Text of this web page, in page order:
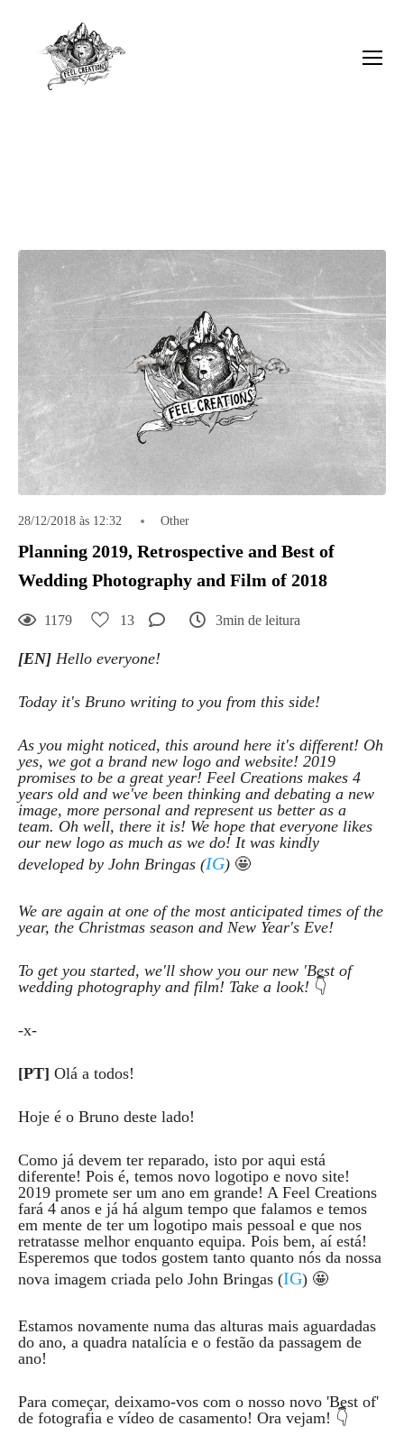
28/12/2018 às 12:32 Other
Planning 2019, Retrospective and Best of
Wedding Photography and Film of 2018
1179 13 3min de leitura
[EN] Hello everyone!
Today it's Bruno writing to you from this side!
As you might noticed, this around here it's different! Oh
yes, we got a brand new logo and website! 2019
promises to be a great year! Feel Creations makes 4
years old and we've been thinking and debating a new
image, more personal and represent us better as a
team. Oh well, there it is! We hope that everyone likes
our new logo as much as we do! It was kindly
developed by John Bringas (IG) 🤩
We are again at one of the most anticipated times of the
year, the Christmas season and New Year's Eve!
To get you started, we'll show you our new 'Best of
wedding photography and film! Take a look! 👇
-x-
[PT] Olá a todos!
Hoje é o Bruno deste lado!
Como já devem ter reparado, isto por aqui está
diferente! Pois é, temos novo logotipo e novo site!
2019 promete ser um ano em grande! A Feel Creations
fará 4 anos e já há algum tempo que falamos e temos
em mente de ter um logotipo mais pessoal e que nos
retratasse melhor enquanto equipa. Pois bem, aí está!
Esperemos que todos gostem tanto quanto nós da nossa
nova imagem criada pelo John Bringas (IG) 🤩
Estamos novamente numa das alturas mais aguardadas
do ano, a quadra natalícia e o festão da passagem de
ano!
Para começar, deixamo-vos com o nosso novo 'Best of'
de fotografia e vídeo de casamento! Ora vejam! 👇